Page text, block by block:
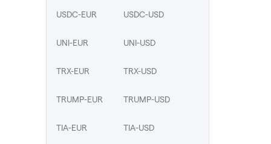
USDC-EUR USDC-USD
UNI-EUR UNI-USD
TRX-EUR TRX-USD
TRUMP-EUR TRUMP-USD
TIA-EUR TIA-USD